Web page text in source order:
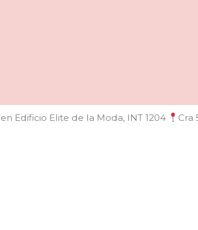
Edificio Elite de la Moda, INT 1204 Cra